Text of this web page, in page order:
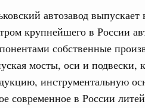
автозавод
крупнейшего в России
собственные
мосты, оси и подвески,
инструментальную
современное в России
объектов
и обновили
кредитам
сельских территорий
Синхронизация